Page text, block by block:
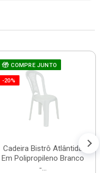
COMPRE JUNTO
-20%
Cadeira Bistrô Atlântida
Em Polipropileno Branco
-...